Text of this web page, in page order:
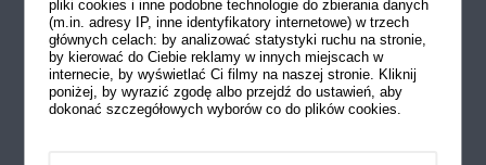
pliki cookies i inne podobne technologie do zbierania danych
(m.in. adresy IP, inne identyfikatory internetowe) w trzech
głównych celach: by analizować statystyki ruchu na stronie,
by kierować do Ciebie reklamy w innych miejscach w
internecie, by wyświetlać Ci filmy na naszej stronie. Kliknij
poniżej, by wyrazić zgodę albo przejdź do ustawień, aby
dokonać szczegółowych wyborów co do plików cookies.